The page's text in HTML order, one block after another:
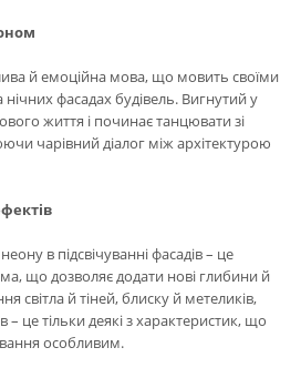
й емоційна мова, що мовить своїми
фасадах будівель. Вигнутий у
життя і починає танцювати зі
чарівний діалог між архітектурою
в підсвічуванні фасадів – це
що дозволяє додати нові глибини й
світла й тіней, блиску й метеликів,
– це тільки деякі з характеристик, що
особливим.